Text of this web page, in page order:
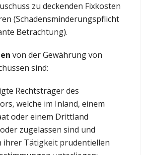
zu deckenden Fixkosten
(Schadensminderungspflicht
Betrachtung).
von der Gewährung von
sind:
Rechtsträger des
welche im Inland, einem
oder einem Drittland
zugelassen sind und
ihrer Tätigkeit prudentiellen